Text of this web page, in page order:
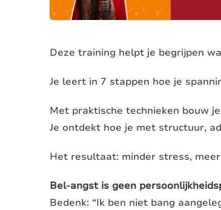
Deze training helpt je begrijpen
Je leert in 7 stappen hoe je
Met praktische technieken bouw
Je ontdekt hoe je met structuur,
Het resultaat: minder stress,
Bel-angst is geen
Bedenk: “Ik ben niet bang